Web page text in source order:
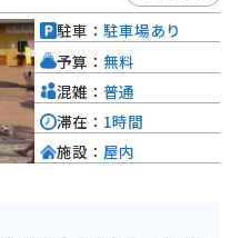
ほか、香春町の特産品である
や平尾台へのアクセスも良好で
駐車： 駐車場あり
予算： 無料
混雑： 普通
滞在： 1時間
施設： 屋内